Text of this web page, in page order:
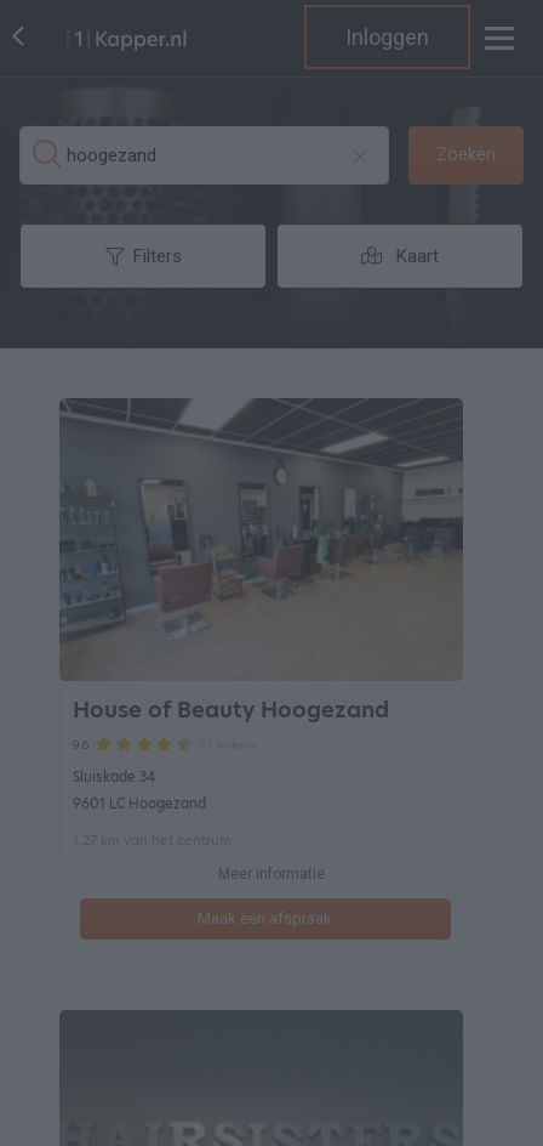
Inloggen
Zoeken
Filters Kaart
House of Beauty Hoogezand
9.6
Sluiskade 34
9601 LC Hoogezand
Meer informatie
Maak een afspraak